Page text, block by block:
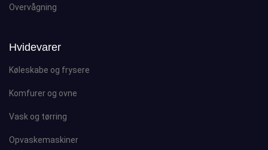
Overvågning
Hvidevarer
Køleskabe og frysere
Komfurer og ovne
Vask og tørring
Opvaskemaskiner